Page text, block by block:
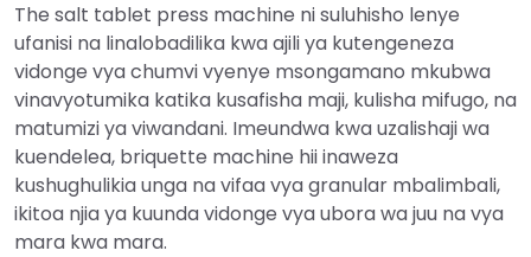
The salt tablet press machine ni suluhisho lenye
ufanisi na linalobadilika kwa ajili ya kutengeneza
vidonge vya chumvi vyenye msongamano mkubwa
vinavyotumika katika kusafisha maji, kulisha mifugo, na
matumizi ya viwandani. Imeundwa kwa uzalishaji wa
kuendelea, briquette machine hii inaweza
kushughulikia unga na vifaa vya granular mbalimbali,
ikitoa njia ya kuunda vidonge vya ubora wa juu na vya
mara kwa mara.